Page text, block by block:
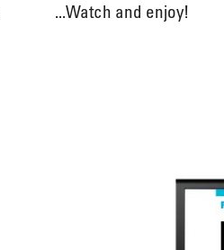
...Watch and enjoy!